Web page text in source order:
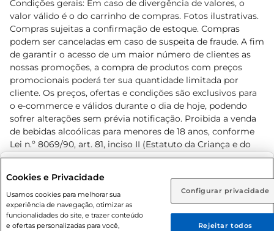
Rio de Janeiro (RJ) Goiás (GO)
Ou
Condições gerais: Em caso de divergência de valores, o
valor válido é o do carrinho de compras. Fotos ilustrativas.
Compras sujeitas a confirmação de estoque. Compras
podem ser canceladas em caso de suspeita de fraude. A fim
de garantir o acesso de um maior número de clientes as
nossas promoções, a compra de produtos com preços
promocionais poderá ter sua quantidade limitada por
cliente. Os preços, ofertas e condições são exclusivos para
o e-commerce e válidos durante o dia de hoje, podendo
sofrer alterações sem prévia notificação. Proibida a venda
de bebidas alcoólicas para menores de 18 anos, conforme
Lei n.º 8069/90, art. 81, inciso II (Estatuto da Criança e do
Adolescente). Preços e condições exclusivos para o
prévio. O valor mínimo para as compras on-line é de R$
80,00.
Cookies e Privacidade
Usamos cookies para melhorar sua
experiência de navegação, otimizar as
funcionalidades do site, e trazer conteúdo
e ofertas personalizadas para você,
Configurar privacidade
Rejeitar todos